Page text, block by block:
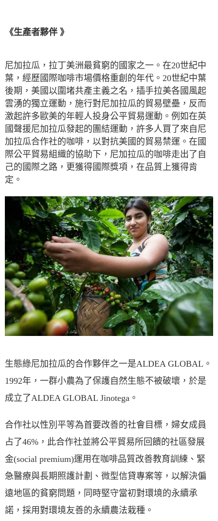
《生產者夥伴 》
尼加拉瓜，拉丁美洲最貧窮的國家之一。在20世紀中
葉，經歷國際咖啡市場價格重創的年代。20世紀中葉
後期，美國以圍堵共產主義之名，插手拉美各國風起
雲湧的獨立運動，施行對尼加拉瓜的貿易壁壘，反而
激起許多歐美的年輕人投身公平貿易運動。例如在英
國聲援尼加拉瓜發起的團結運動，許多人買了來自尼
加拉瓜合作社的咖啡，以對抗美國的貿易禁運。在國
際公平貿易組織的協助下，尼加拉瓜的咖啡走出了自
己的國際之路，更獲得國際獎項，在品質上獲得肯
定。
生態綠尼加拉瓜的合作夥伴之一是ALDEA GLOBAL。
1992年，一群小農為了保護自然生態不被破壞，於是
成立了ALDEA GLOBAL Jinotega。
合作社以性別平等為首要改善的社會目標，婦女成員
占了46%，此合作社並將公平貿易所回饋的社區發展
金(social premium)運用在咖啡品質改善教育訓練、緊
急醫療與長期照護計劃、微型信貸專案等，以解決偏
遠地區的貧窮問題，同時堅守當初對環境的永續承
諾，採用對環境友善的永續農法栽種。